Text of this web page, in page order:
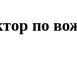
по